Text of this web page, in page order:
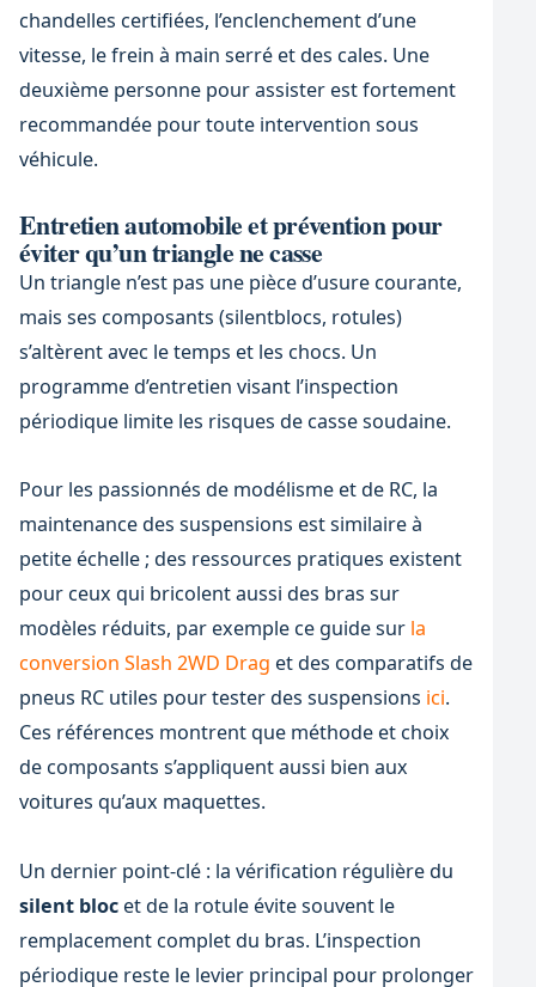
chandelles certifiées, l’enclenchement d’une
vitesse, le frein à main serré et des cales. Une
deuxième personne pour assister est fortement
recommandée pour toute intervention sous
véhicule.
Entretien automobile et prévention pour
éviter qu’un triangle ne casse
Un triangle n’est pas une pièce d’usure courante,
mais ses composants (silentblocs, rotules)
s’altèrent avec le temps et les chocs. Un
programme d’entretien visant l’inspection
périodique limite les risques de casse soudaine.
Pour les passionnés de modélisme et de RC, la
maintenance des suspensions est similaire à
petite échelle ; des ressources pratiques existent
pour ceux qui bricolent aussi des bras sur
modèles réduits, par exemple ce guide sur la
conversion Slash 2WD Drag et des comparatifs de
pneus RC utiles pour tester des suspensions ici.
Ces références montrent que méthode et choix
de composants s’appliquent aussi bien aux
voitures qu’aux maquettes.
Un dernier point-clé : la vérification régulière du
silent blocet de la rotule évite souvent le
remplacement complet du bras. L’inspection
périodique reste le levier principal pour prolonger